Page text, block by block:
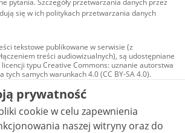
się w ich politykach przetwarzania danych
tekstowe publikowane w serwisie (z
treści audiowizualnych), są udostępniane
licencji typu Creative Commons: uznanie autorstwa
tych samych warunkach 4.0 (CC BY-SA 4.0).
audiowizualne, w tym zdjęcia, materiały
i wideo, są udostępniane na licencji typu
Commons: uznanie autorstwa użycie
- bez utworów zależnych 4.0 (CC BY-
ND 4.0), o ile nie jest to stwierdzone inaczej.
prywatność
cookie w celu zapewnienia
naszej witryny oraz do